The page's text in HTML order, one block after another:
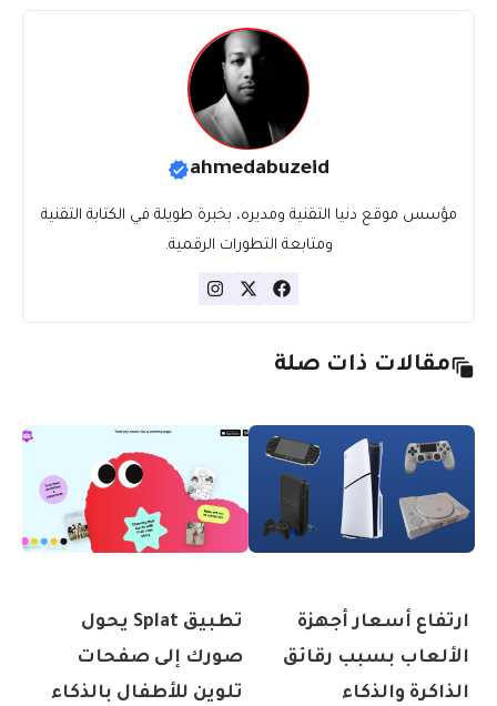
ahmedabuzeid
مؤسس موقع دنيا التقنية ومديره، بخبرة طويلة في الكتابة التقنية
ومتابعة التطورات الرقمية.
مقالات ذات صلة
ارتفاع أسعار أجهزة
الألعاب بسبب رقائق
الذاكرة والذكاء
تطبيق Splat يحول
صورك إلى صفحات
تلوين للأطفال بالذكاء